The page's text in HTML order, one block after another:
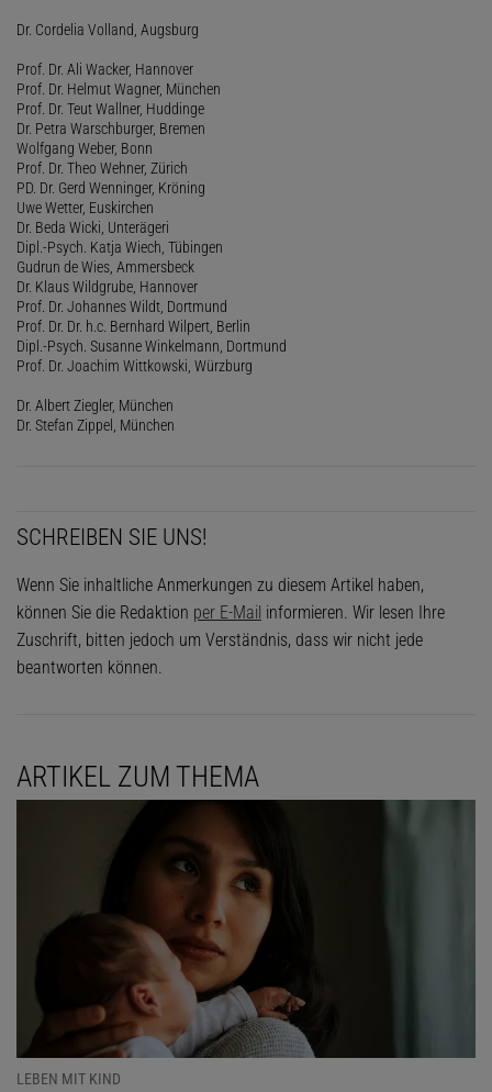
Dr. Cordelia Volland, Augsburg
Prof. Dr. Ali Wacker, Hannover
Prof. Dr. Helmut Wagner, München
Prof. Dr. Teut Wallner, Huddinge
Dr. Petra Warschburger, Bremen
Wolfgang Weber, Bonn
Prof. Dr. Theo Wehner, Zürich
PD. Dr. Gerd Wenninger, Kröning
Uwe Wetter, Euskirchen
Dr. Beda Wicki, Unterägeri
Dipl.-Psych. Katja Wiech, Tübingen
Gudrun de Wies, Ammersbeck
Dr. Klaus Wildgrube, Hannover
Prof. Dr. Johannes Wildt, Dortmund
Prof. Dr. Dr. h.c. Bernhard Wilpert, Berlin
Dipl.-Psych. Susanne Winkelmann, Dortmund
Prof. Dr. Joachim Wittkowski, Würzburg
Dr. Albert Ziegler, München
Dr. Stefan Zippel, München
SCHREIBEN SIE UNS!
Wenn Sie inhaltliche Anmerkungen zu diesem Artikel haben,
können Sie die Redaktion per E-Mail informieren. Wir lesen Ihre
Zuschrift, bitten jedoch um Verständnis, dass wir nicht jede
beantworten können.
ARTIKEL ZUM THEMA
LEBEN MIT KIND